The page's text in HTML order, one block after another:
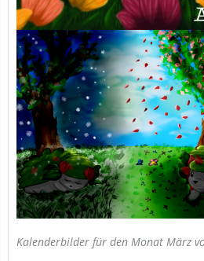
Kalenderbilder für den Monat März